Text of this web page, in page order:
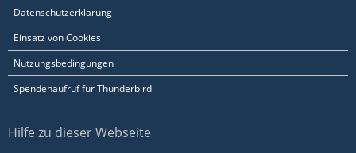
Datenschutzerklärung
Einsatz von Cookies
Nutzungsbedingungen
Spendenaufruf für Thunderbird
Hilfe zu dieser Webseite